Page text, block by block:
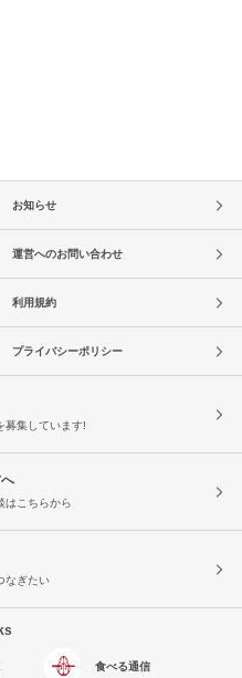
お知らせ
運営へのお問い合わせ
利用規約
プライバシーポリシー
募集しています!
はこちらから
なぎたい
食べる通信